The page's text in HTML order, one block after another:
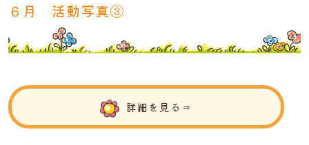
６月 活動写真③
詳細を見る⇒